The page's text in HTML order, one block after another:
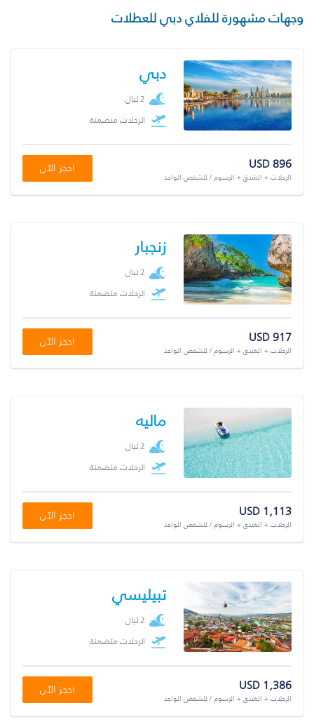
وجهات مشهورة للفلاي دبي للعطلات
دبي
2 ليال
الرحلات متضمنة
USD 896
الرحلات + الفندق + الرسوم / للشخص الواحد
احجز الآن
زنجبار
2 ليال
الرحلات متضمنة
USD 917
الرحلات + الفندق + الرسوم / للشخص الواحد
احجز الآن
ماليه
2 ليال
الرحلات متضمنة
USD 1,113
الرحلات + الفندق + الرسوم / للشخص الواحد
احجز الآن
تبيليسي
2 ليال
الرحلات متضمنة
USD 1,386
الرحلات + الفندق + الرسوم / للشخص الواحد
احجز الآن